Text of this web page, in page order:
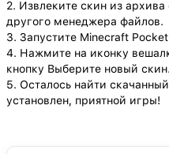
2. Извлеките скин из
другого менеджера файлов.
3. Запустите Minecraft
4. Нажмите на иконку
кнопку Выберите новый скин.
5. Осталось найти
установлен, приятной игры!